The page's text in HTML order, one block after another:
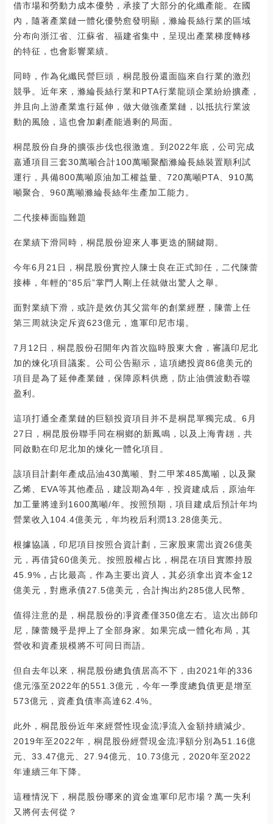
借市場和勞動力成本優勢，承接了大部分的化纖產能。在國
內，隨著產業鏈一體化優勢愈發明顯，滌綸長絲行業的區域
分布向浙江省、江蘇省、福建省集中，呈現出產業梯度轉移
的特征，也會影響業績。
同時，作為化纖民營巨頭，桐昆股份還面臨來自行業的激烈
競爭。近年來，滌綸長絲行業和PTA行業龍頭企業紛紛擴產，
并且向上游產業進行延伸，做大做強產業鏈，以抵抗行業波
動的風險，這也會加劇產能過剩的局面。
桐昆股份自身的擴張步伐也很激進。到2022年底，公司完成
嘉通項目三套30萬噸合計100萬噸聚酯滌綸長絲裝置順利試
運行，具備800萬噸原油加工權益量、720萬噸PTA、910萬
噸聚合、960萬噸滌綸長絲年生產加工能力。
二代接棒面臨難題
在業績下滑同時，桐昆股份迎來人事更迭的關鍵期。
今年6月21日，桐昆股份實控人陳士良在正式卸任，二代陳蕾
接棒，年輕的“85后”掌門人剛上任就做出驚人之舉。
面對業績下滑，或許是效仿其父當年的創業經歷，陳蕾上任
第三周就決定斥資623億元，進軍印尼市場。
7月12日，桐昆股份召開年內首次臨時股東大會，審議印尼北
加的煉化項目議案。公司公告顯示，這項總投資86億美元的
項目是為了延伸產業鏈，保障原料供應，防止油價波動吞噬
盈利。
這項打通全產業鏈的巨額投資項目并不是桐昆單獨完成。6月
27日，桐昆股份聯手同在桐鄉的新鳳鳴，以及上海青翃，共
同啟動在印尼北加的煉化一體化項目。
該項目計劃年產成品油430萬噸、對二甲苯485萬噸，以及聚
乙烯、EVA等其他產品，建設期為4年，投資建成后，原油年
加工量將達到1600萬噸/年。按照預期，項目建成后預計年均
營業收入104.4億美元，年均稅后利潤13.28億美元。
根據協議，印尼項目按照合資計劃，三家股東需出資26億美
元，再借貸60億美元。按照股權占比，桐昆在項目實際持股
45.9%，占比最高，作為主要出資人，其必須拿出資本金12
億美元，對應承債27.5億美元，合計掏出約285億人民幣。
值得注意的是，桐昆股份的凈資產僅350億左右。這次出師印
尼，陳蕾幾乎是押上了全部身家。如果完成一體化布局，其
營收和資產規模將不可同日而語。
但自去年以來，桐昆股份總負債居高不下，由2021年的336
億元漲至2022年的551.3億元，今年一季度總負債更是增至
573億元，資產負債率高達62.4%。
此外，桐昆股份近年來經營性現金流凈流入金額持續減少。
2019年至2022年，桐昆股份經營現金流凈額分別為51.16億
元、33.47億元、27.94億元、10.73億元，2020年至2022
年連續三年下降。
這種情況下，桐昆股份哪來的資金進軍印尼市場？萬一失利
又將何去何從？